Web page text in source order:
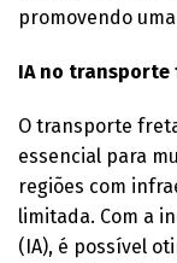
promovendo
IA no
O transporte
essencial para
regiões com
limitada. Com a
(IA), é possível